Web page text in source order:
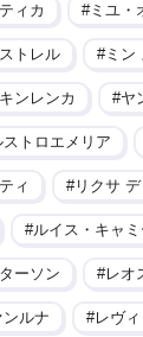
ィカ ミユ・
トレル ミン
ンレンカ ヤ
トロエメリア
ィ リクサ
ルイス・キャミ
ーソン レオ
ルナ レヴ